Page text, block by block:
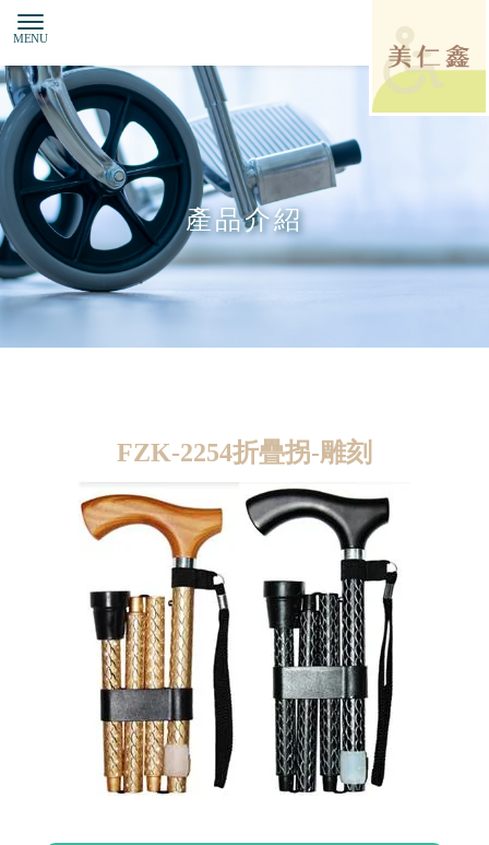
產品介紹
FZK-2254折疊拐-雕刻